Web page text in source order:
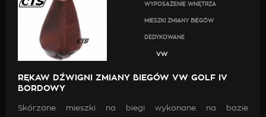
WYPOSAŻENIE WNĘTRZA
MIESZKI ZMIANY BIEGÓW
DEDYKOWANE
VW
RĘKAW DŹWIGNI ZMIANY BIEGÓW VW GOLF IV
BORDOWY
Skórzane mieszki na biegi wykonane na bazie